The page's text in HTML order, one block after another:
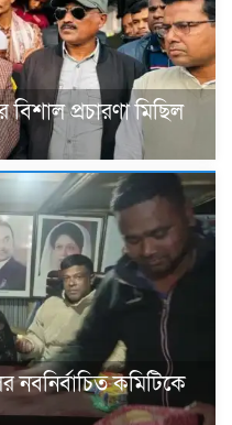
বিশাল প্রচারণা মিছিল
নবনির্বাচিত কমিটিকে